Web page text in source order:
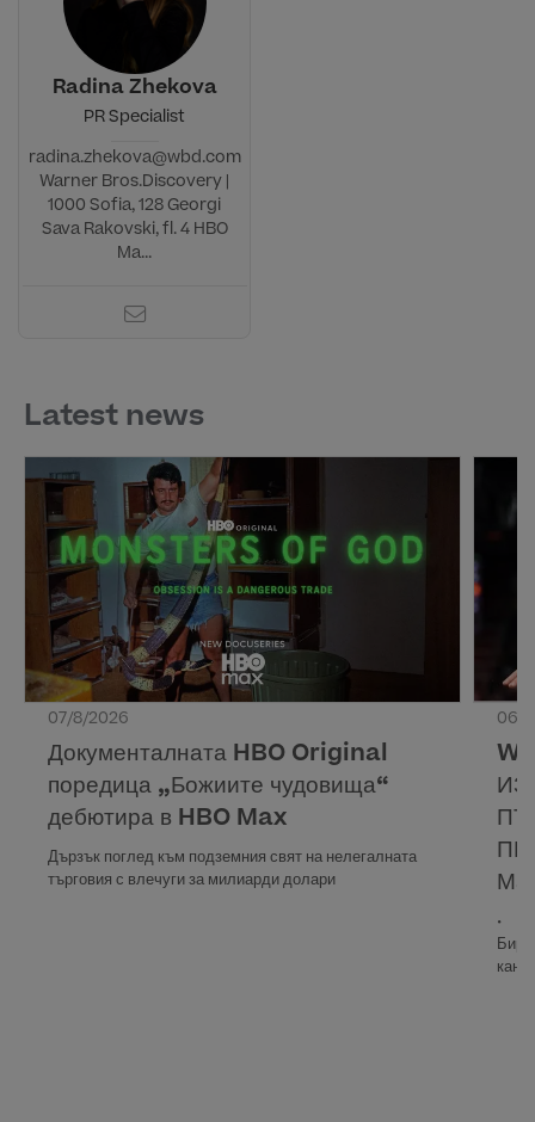
Radina Zhekova
PR Specialist
radina.zhekova@wbd.com
Warner Bros.Discovery |
1000 Sofia, 128 Georgi
Sava Rakovski, fl. 4 HBO
Ma...
Latest news
07/8/2026
Документалната HBO Original
поредица „Божиите чудовища“
дебютира в HBO Max
Дързък поглед към подземния свят на нелегалната
търговия с влечуги за милиарди долари
06/
•